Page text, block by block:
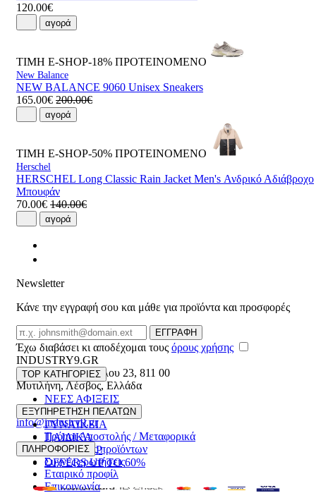
120.00€
αγορά
ΤΙΜΗ E-SHOP-18% ΠΡΟΤΕΙΝΟΜΕΝΟ
New Balance
NEW BALANCE 9060 Unisex Sneakers
165.00€ 200.00€
αγορά
ΤΙΜΗ E-SHOP-50% ΠΡΟΤΕΙΝΟΜΕΝΟ
Herschel
HERSCHEL Long Classic Rain Jacket Men's Ανδρικό Αδιάβροχο
Μπουφάν
70.00€ 140.00€
αγορά
Newsletter
Κάνε την εγγραφή σου και μάθε για προϊόντα και προσφορές
Email
ΕΓΓΡΑΦΗ
Έχω διαβάσει κι αποδέχομαι τους όρους χρήσης
INDUSTRY9.GR
Ελευθέριου Βενιζέλου 23, 811 00
Μυτιλήνη,Λέσβος,Ελλάδα
22510 55629
info@industry9.gr
TOP ΚΑΤΗΓΟΡΙΕΣ
ΝΕΕΣ ΑΦΙΞΕΙΣ
ΑΝΔΡΙΚΑ
ΓΥΝΑΙΚΕΙΑ
ΠΑΙΔΙΚΑ
ΑΞΕΣΟΥΑΡ
OFFERS UP TO 60%
ΕΞΥΠΗΡΕΤΗΣΗ ΠΕΛΑΤΩΝ
Τρόποι Αποστολής / Μεταφορικά
Επιστροφές προϊόντων
Συχνές ερωτήσεις
ΠΛΗΡΟΦΟΡΙΕΣ
Εταιρικό προφίλ
Επικοινωνία